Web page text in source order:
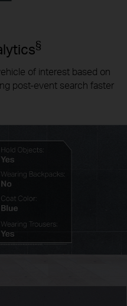
§
of interest based on
post-event search faster